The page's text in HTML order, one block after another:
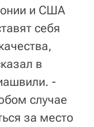
и США
себя
в
-
случае
за место